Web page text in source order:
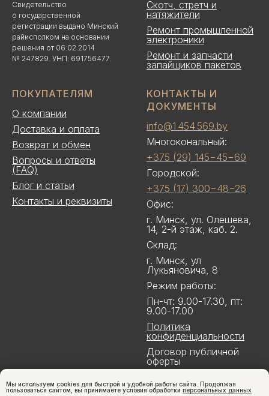
Мы используем cookies для быстрой и удобной работы сайта. Продолжая
пользоваться сайтом, вы принимаете условия обработки персональных данных
Свидетельство
о государственной
регистрации выдано Минский
райисполком на основании
решения от 06.02.2014
№ 247829. УНП: 691756477.
Скотч, стретч и
натяжители
Ремонт промышленной
электроники
Ремонт и запчасти
запайщиков пакетов
ПОКУПАТЕЛЯМ
О компании
Доставка и оплата
Возврат и обмен
Вопросы и ответы
(FAQ)
Блог и статьи
Контакты и реквизиты
КОНТАКТЫ И
ДОКУМЕНТЫ
info@1 454 569.by
Многокональный:
+375 (29) 145−45−69
Городской:
+375 (17) 300−48−26
Офис:
г. Минск, ул. Олешева,
14, 2-й этаж, каб. 2.
Склад:
г. Минск, ул
Лукьяновича, 8
Режим работы:
Пн-чт: 9.00-17.30, пт:
9.00-17.00
Политика
конфиденциальности
Договор публичной
оферты